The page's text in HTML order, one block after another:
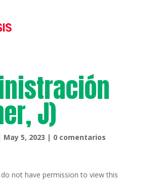
J)
May 5, 2023 | 0 comentarios
not have permission to view this